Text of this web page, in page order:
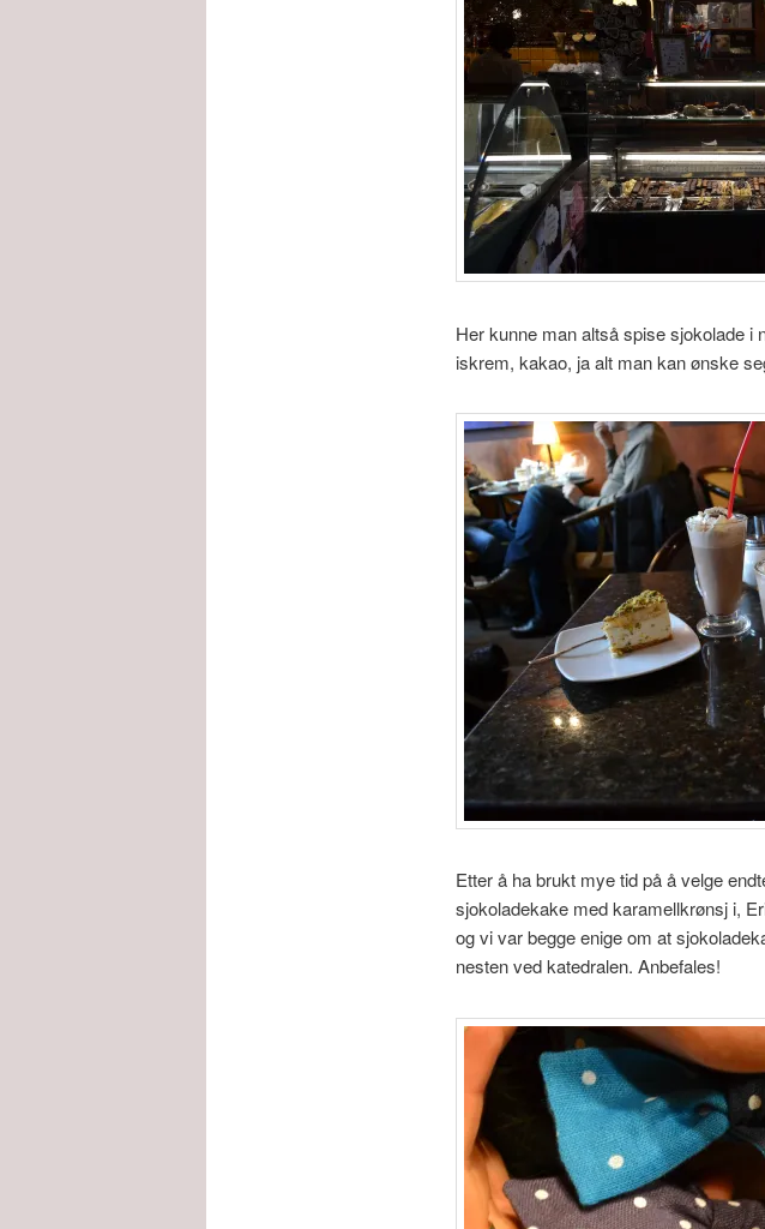
Her kunne man altså spise sjokolade i
iskrem, kakao, ja alt man kan ønske
Etter å ha brukt mye tid på å velge
sjokoladekake med karamellkrønsj i,
og vi var begge enige om at
nesten ved katedralen. Anbefales!